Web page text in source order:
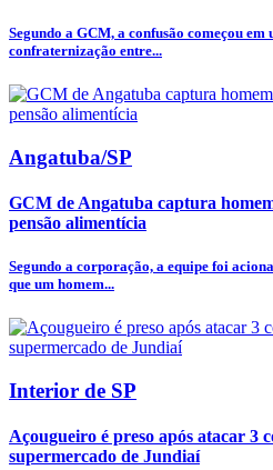
Segundo a GCM, a confusão começou
confraternização entre...
Angatuba/SP
GCM de Angatuba captura
pensão alimentícia
Segundo a corporação, a equipe foi
que um homem...
Interior de SP
Açougueiro é preso após atacar 3
supermercado de Jundiaí